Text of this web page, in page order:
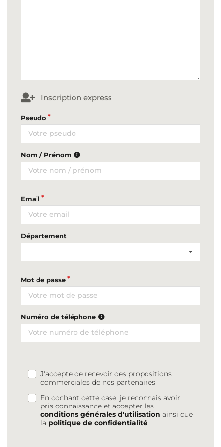
Inscription express
Pseudo
Nom / Prénom
Email
Département
Mot de passe
Numéro de téléphone
J'accepte de recevoir des propositions
commerciales de nos partenaires
En cochant cette case, je reconnais avoir
pris connaissance et accepter les
conditions générales d'utilisation ainsi que
la politique de confidentialité